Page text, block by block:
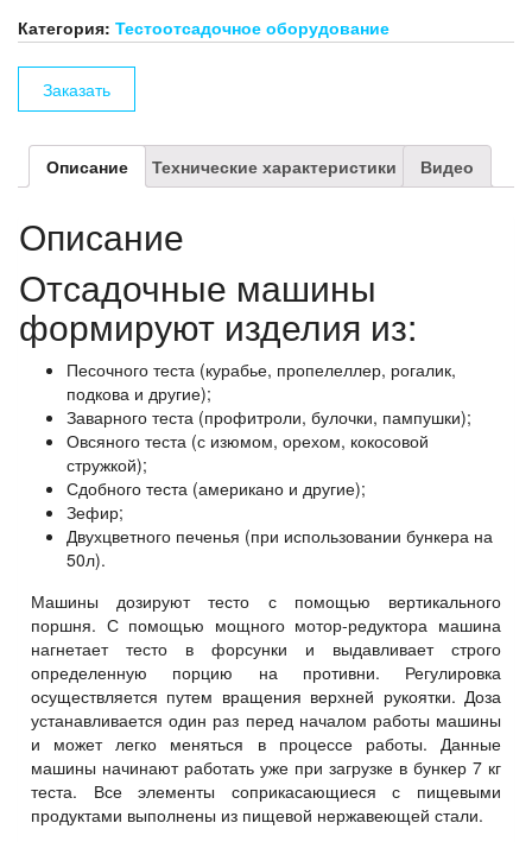
Категория: Тестоотсадочное оборудование
Заказать
Описание Технические характеристики Видео
Описание
Отсадочные машины
формируют изделия из:
Песочного теста (курабье, пропелеллер, рогалик,
подкова и другие);
Заварного теста (профитроли, булочки, пампушки);
Овсяного теста (с изюмом, орехом, кокосовой
стружкой);
Сдобного теста (американо и другие);
Зефир;
Двухцветного печенья (при использовании бункера на
50л).
Машины дозируют тесто с помощью вертикального
поршня. С помощью мощного мотор-редуктора машина
нагнетает тесто в форсунки и выдавливает строго
определенную порцию на противни. Регулировка
осуществляется путем вращения верхней рукоятки. Доза
устанавливается один раз перед началом работы машины
и может легко меняться в процессе работы. Данные
машины начинают работать уже при загрузке в бункер 7 кг
теста. Все элементы соприкасающиеся с пищевыми
продуктами выполнены из пищевой нержавеющей стали.